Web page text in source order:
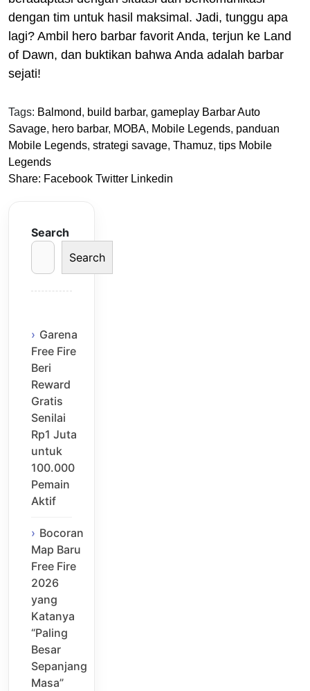
dengan tim untuk hasil maksimal. Jadi, tunggu apa
lagi? Ambil hero barbar favorit Anda, terjun ke Land
of Dawn, dan buktikan bahwa Anda adalah barbar
sejati!
Tags: Balmond, build barbar, gameplay Barbar Auto
Savage, hero barbar, MOBA, Mobile Legends, panduan
Mobile Legends, strategi savage, Thamuz, tips Mobile
Legends
Share: Facebook Twitter Linkedin
Search
Search
Garena
Free Fire
Beri
Reward
Gratis
Senilai
Rp1 Juta
untuk
100.000
Pemain
Aktif
Bocoran
Map Baru
Free Fire
2026
yang
Katanya
“Paling
Besar
Sepanjang
Masa”